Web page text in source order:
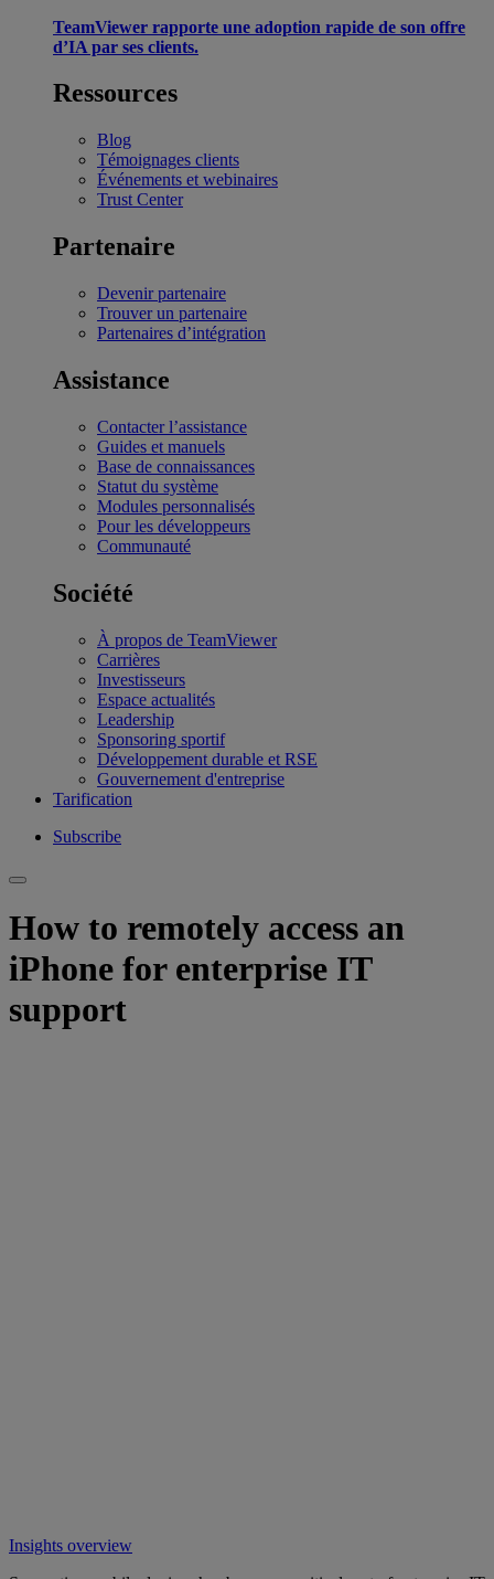
TeamViewer rapporte une adoption rapide de son offre
d’IA par ses clients.
Ressources
Blog
Témoignages clients
Événements et webinaires
Trust Center
Partenaire
Devenir partenaire
Trouver un partenaire
Partenaires d’intégration
Assistance
Contacter l’assistance
Guides et manuels
Base de connaissances
Statut du système
Modules personnalisés
Pour les développeurs
Communauté
Société
À propos de TeamViewer
Carrières
Investisseurs
Espace actualités
Leadership
Sponsoring sportif
Développement durable et RSE
Gouvernement d'entreprise
Tarification
Subscribe
How to remotely access an
iPhone for enterprise IT
support
Insights overview